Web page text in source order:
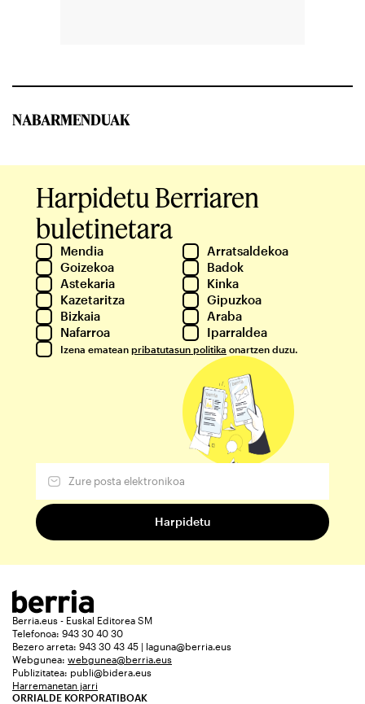
NABARMENDUAK
Harpidetu Berriaren
buletinetara
Mendia
Arratsaldekoa
Goizekoa
Badok
Astekaria
Kinka
Kazetaritza
Gipuzkoa
Bizkaia
Araba
Nafarroa
Iparraldea
Izena ematean pribatutasun politika onartzen duzu.
Berria.eus - Euskal Editorea SM
Telefonoa: 943 30 40 30
Bezero arreta: 943 30 43 45 | laguna@berria.eus
Webgunea: webgunea@berria.eus
Publizitatea: publi@bidera.eus
Harremanetan jarri
ORRIALDE KORPORATIBOAK